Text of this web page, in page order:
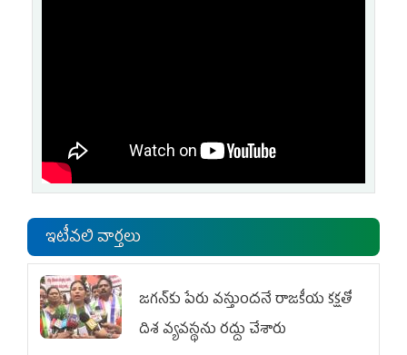
ఇటీవలి వార్తలు
జగన్‌కు పేరు వస్తుందనే రాజకీయ కక్షతో
దిశ వ్య‌వ‌స్థ‌ను రద్దు చేశారు